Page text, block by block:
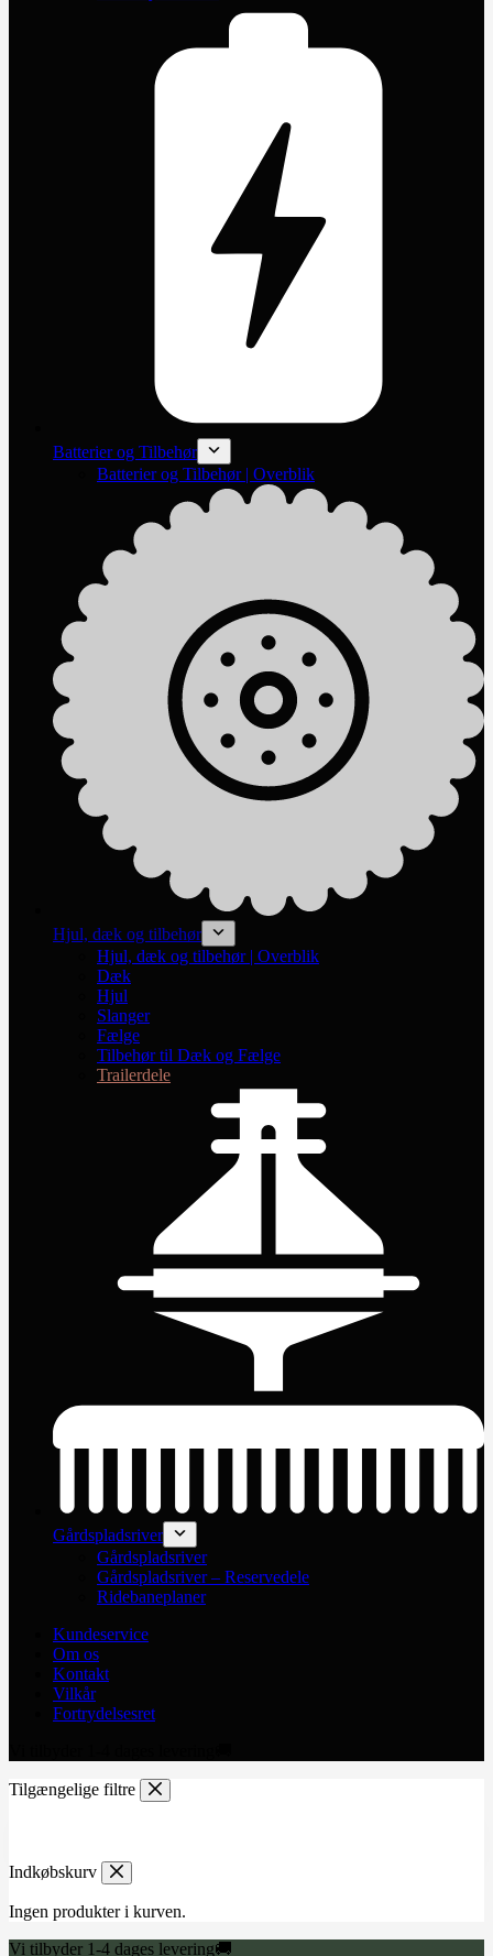
Batterier og Tilbehør
Batterier og Tilbehør | Overblik
Hjul, dæk og tilbehør
Hjul, dæk og tilbehør | Overblik
Dæk
Hjul
Slanger
Fælge
Tilbehør til Dæk og Fælge
Trailerdele
Gårdspladsriver
Gårdspladsriver
Gårdspladsriver – Reservedele
Ridebaneplaner
Kundeservice
Om os
Kontakt
Vilkår
Fortrydelsesret
Tilgængelige filtre
Indkøbskurv
Ingen produkter i kurven.
Vi tilbyder 1-4 dages levering🚚